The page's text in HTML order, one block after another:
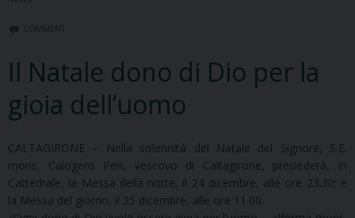
COMMENT
Il Natale dono di Dio per la
gioia dell’uomo
CALTAGIRONE – Nella solennità del Natale del Signore, S.E.
mons. Calogero Peri, vescovo di Caltagirone, presiederà, in
Cattedrale, la Messa della notte, il 24 dicembre, alle ore 23.30; e
la Messa del giorno, il 25 dicembre, alle ore 11.00.